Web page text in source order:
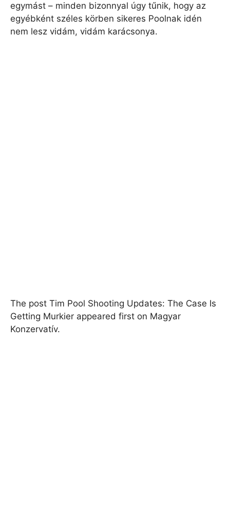
egymást – minden bizonnyal úgy tűnik, hogy az
egyébként széles körben sikeres Poolnak idén
nem lesz vidám, vidám karácsonya.
The post Tim Pool Shooting Updates: The Case Is
Getting Murkier appeared first on Magyar
Konzervatív.